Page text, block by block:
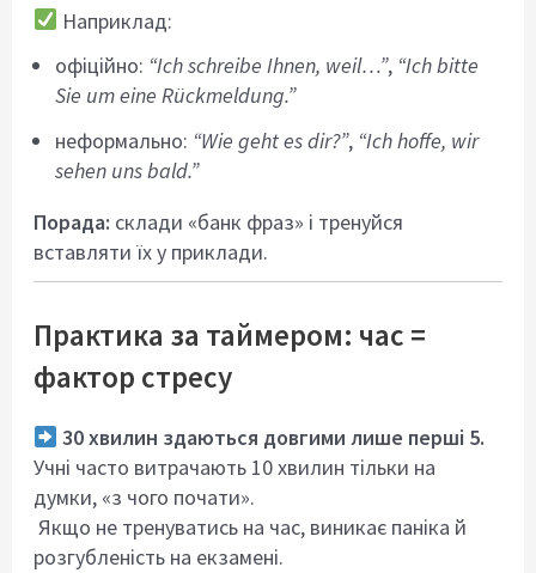
Наприклад:
офіційно: “Ich schreibe Ihnen, weil…”, “Ich bitte
Sie um eine Rückmeldung.”
неформально: “Wie geht es dir?”, “Ich hoffe, wir
sehen uns bald.”
Порада: склади «банк фраз» і тренуйся
вставляти їх у приклади.
Практика за таймером: час =
фактор стресу
30 хвилин здаються довгими лише перші 5.
Учні часто витрачають 10 хвилин тільки на
думки, «з чого почати».
Якщо не тренуватись на час, виникає паніка й
розгубленість на екзамені.